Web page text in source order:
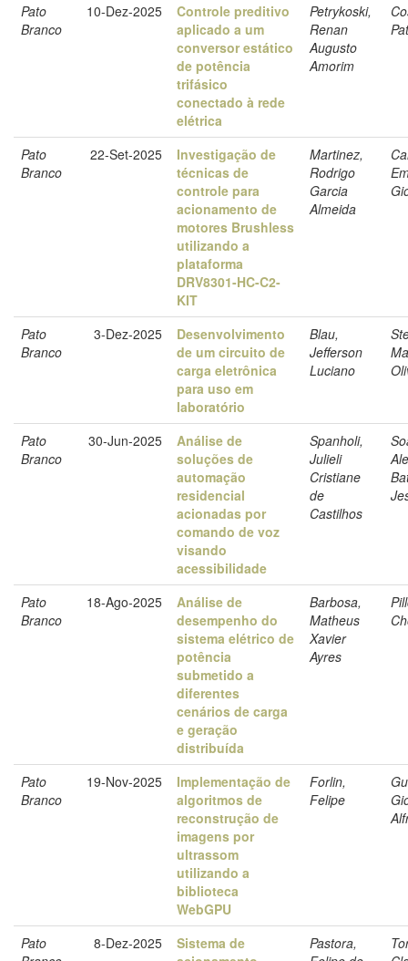
Pato
Branco
10-Dez-2025
Controle preditivo
aplicado a um
conversor estático
de potência
trifásico
conectado à rede
elétrica
Petrykoski,
Renan
Augusto
Amorim
Pato
Branco
22-Set-2025
Investigação de
técnicas de
controle para
acionamento de
motores Brushless
utilizando a
plataforma
DRV8301-HC-C2-
KIT
Martinez,
Rodrigo
Garcia
Almeida
Pato
Branco
3-Dez-2025
Desenvolvimento
de um circuito de
carga eletrônica
para uso em
laboratório
Blau,
Jefferson
Luciano
Pato
Branco
30-Jun-2025
Análise de
soluções de
automação
residencial
acionadas por
comando de voz
visando
acessibilidade
Spanholi,
Julieli
Cristiane
de
Castilhos
Pato
Branco
18-Ago-2025
Análise de
desempenho do
sistema elétrico de
potência
submetido a
diferentes
cenários de carga
e geração
distribuída
Barbosa,
Matheus
Xavier
Ayres
Pato
Branco
19-Nov-2025
Implementação de
algoritmos de
reconstrução de
imagens por
ultrassom
utilizando a
biblioteca
WebGPU
Forlin,
Felipe
Pato
8-Dez-2025
Sistema de
Pastora,